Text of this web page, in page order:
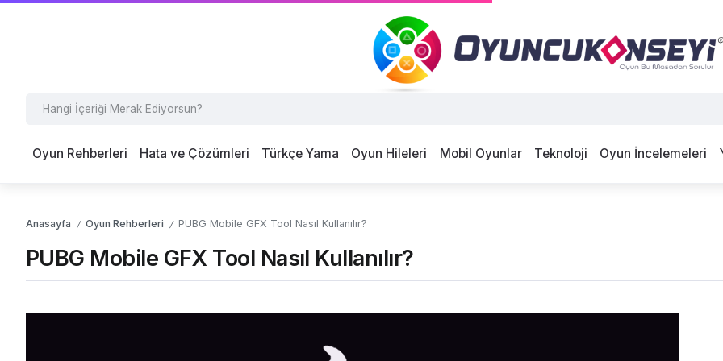
Oyun Rehberleri Hata ve Çözümleri Türkçe Yama Oyun Hileleri Mobil Oyunlar Teknoloji Oyun İncelemeleri
Anasayfa / Oyun Rehberleri / PUBG Mobile GFX Tool Nasıl Kullanılır?
PUBG Mobile GFX Tool Nasıl Kullanılır?